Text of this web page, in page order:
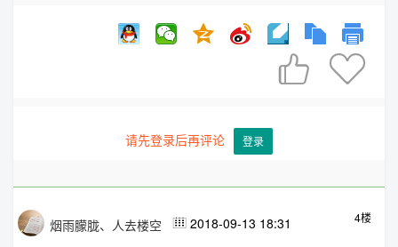
 
请先登录后再评论 登录
烟雨朦胧、人去楼空  2018-09-13 18:31 4楼